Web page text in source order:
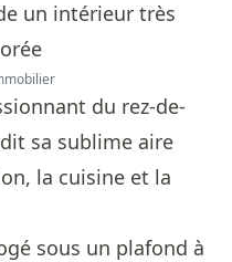
du rez-de-
sa sublime aire
la cuisine et la
sous un plafond à